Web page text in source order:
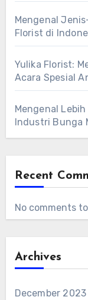
Mengenal
Florist di
Yulika Florist:
Acara Spesial
Mengenal
Industri Bunga
Recent
No comments
Archives
December 2023